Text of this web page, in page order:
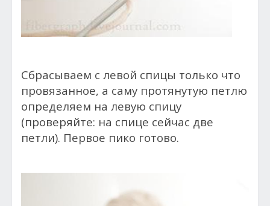
Cбрасываем с левой спицы только что
провязанное, а саму протянутую петлю
определяем на левую спицу
(проверяйте: на спице сейчас две
петли). Первое пико готово.